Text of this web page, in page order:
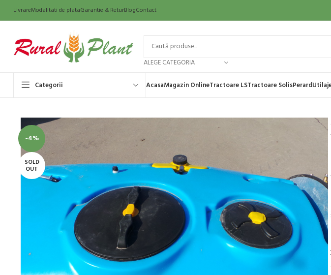
LivrareModalitati de plataGarantie & ReturBlogContact
ALEGE CATEGORIA
Categorii AcasaMagazin OnlineTractoare LSTractoare SolisPerard
-4%
SOLD
OUT